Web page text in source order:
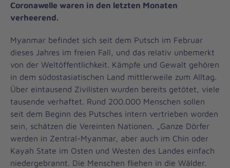
Coronawelle waren in den letzten Monaten
verheerend.
Myanmar befindet sich seit dem Putsch im Februar
dieses Jahres im freien Fall, und das relativ unbemerkt
von der Weltöffentlichkeit. Kämpfe und Gewalt gehören
in dem südostasiatischen Land mittlerweile zum Alltag.
Über eintausend Zivilisten wurden bereits getötet, viele
tausende verhaftet. Rund 200.000 Menschen sollen
seit dem Beginn des Putsches intern vertrieben worden
sein, schätzen die Vereinten Nationen. „Ganze Dörfer
werden in Zentral-Myanmar, aber auch im Chin oder
Kayah State im Osten und Westen des Landes einfach
niedergebrannt. Die Menschen fliehen in die Wälder.